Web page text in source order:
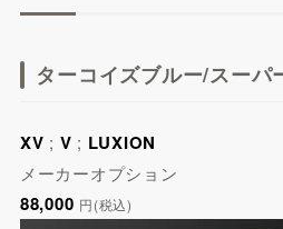
ターコイズブルー/スーパ
XV ; V ; LUXION
メーカーオプション
88,000 円(税込)